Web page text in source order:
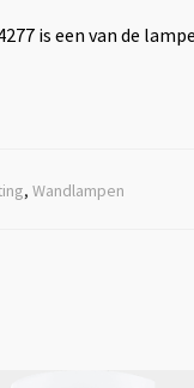
is een van de
, Wandlampen